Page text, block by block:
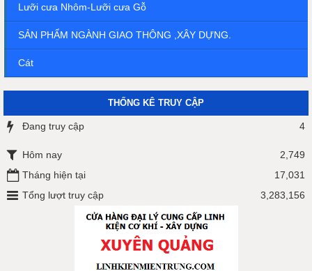
Lưỡi cưa Nhôm-Lưỡi cưa Gỗ
SẢN PHẨM NGÀNH GIAO THÔNG ,XÂY DỰNG.
Cát
THỐNG KÊ TRUY CẬP
Đang truy cập 4
Hôm nay
2,749
Tháng hiện tại
17,031
Tổng lượt truy cập
3,283,156